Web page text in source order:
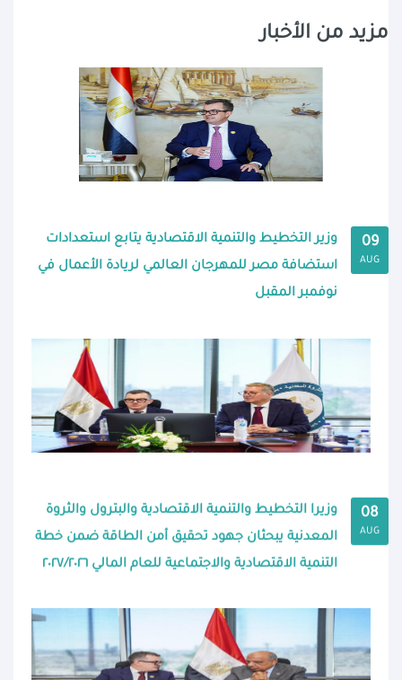
مزيد من الأخبار
09
AUG
وزير التخطيط والتنمية الاقتصادية يتابع استعدادات
استضافة مصر للمهرجان العالمي لريادة الأعمال في
نوفمبر المقبل
08
AUG
وزيرا التخطيط والتنمية الاقتصادية والبترول والثروة
المعدنية يبحثان جهود تحقيق أمن الطاقة ضمن خطة
التنمية الاقتصادية والاجتماعية للعام المالي ٢٠٢٧/٢٠٢٦